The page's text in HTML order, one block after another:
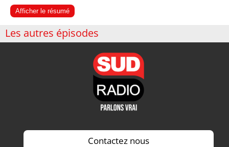
Afficher le résumé
Les autres épisodes
Contactez nous